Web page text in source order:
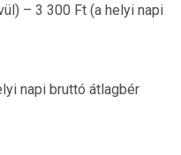
– 3 300 Ft (a helyi napi
napi bruttó átlagbér